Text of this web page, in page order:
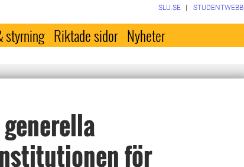
SLU.SE STUDENTWEBB
styrning Riktade sidor Nyheter
för